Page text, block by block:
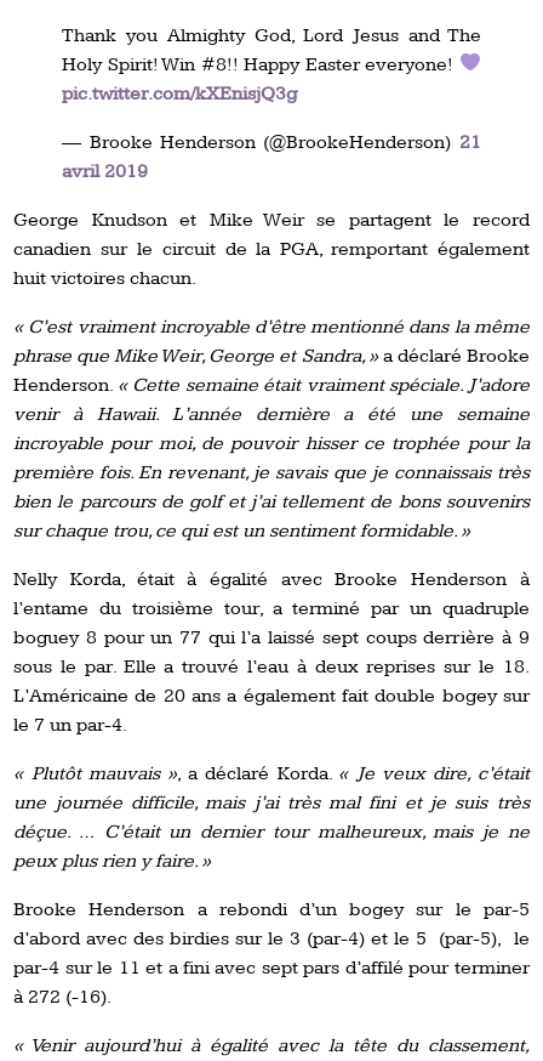
Thank you Almighty God, Lord Jesus and The
Holy Spirit! Win #8!! Happy Easter everyone!
pic.twitter.com/kXEnisjQ3g
— Brooke Henderson (@BrookeHenderson) 21
avril 2019
George Knudson et Mike Weir se partagent le record
canadien sur le circuit de la PGA, remportant également
huit victoires chacun.
« C’est vraiment incroyable d’être mentionné dans la même
phrase que Mike Weir, George et Sandra, »a déclaré Brooke
Henderson. « Cette semaine était vraiment spéciale. J’adore
venir à Hawaii. L’année dernière a été une semaine
incroyable pour moi, de pouvoir hisser ce trophée pour la
première fois. En revenant, je savais que je connaissais très
bien le parcours de golf et j’ai tellement de bons souvenirs
sur chaque trou, ce qui est un sentiment formidable. »
Nelly Korda, était à égalité avec Brooke Henderson à
l’entame du troisième tour, a terminé par un quadruple
boguey 8 pour un 77 qui l’a laissé sept coups derrière à 9
sous le par. Elle a trouvé l’eau à deux reprises sur le 18.
L’Américaine de 20 ans a également fait double bogey sur
le 7 un par-4.
« Plutôt mauvais », a déclaré Korda. « Je veux dire, c’était
une journée difficile, mais j’ai très mal fini et je suis très
déçue. … C’était un dernier tour malheureux, mais je ne
peux plus rien y faire. »
Brooke Henderson a rebondi d’un bogey sur le par-5
d’abord avec des birdies sur le 3 (par-4) et le 5 (par-5), le
par-4 sur le 11 et a fini avec sept pars d’affilé pour terminer
à 272 (-16).
« Venir aujourd’hui à égalité avec la tête du classement,